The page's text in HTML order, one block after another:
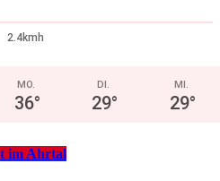
2.4kmh
MO.
36°
DI.
29°
MI.
29°
im Ahrtal